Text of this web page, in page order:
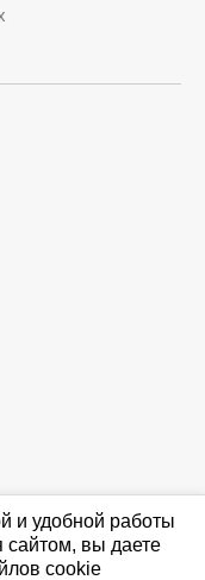
и удобной работы
сайтом, вы даете
cookie